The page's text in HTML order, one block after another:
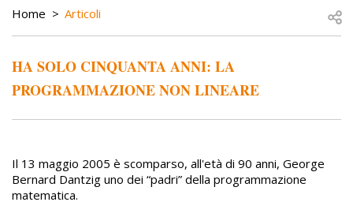
BREADCRUMB
Home Articoli
HA SOLO CINQUANTA ANNI: LA
PROGRAMMAZIONE NON LINEARE
Il 13 maggio 2005 è scomparso, all'età di 90 anni, George
Bernard Dantzig uno dei “padri” della programmazione
matematica.